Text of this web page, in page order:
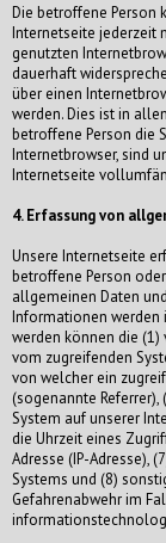
Die betroffene Person
Internetseite jederzeit
genutzten
dauerhaft
über einen
werden. Dies ist in
betroffene Person die
Internetbrowser, sind
Internetseite
4. Erfassung von
Unsere Internetseite
betroffene Person
allgemeinen Daten
Informationen werden
werden können die (1)
vom zugreifenden
von welcher ein
(sogenannte
System auf unserer
die Uhrzeit eines
Adresse (IP-Adresse),
Systems und (8)
Gefahrenabwehr im